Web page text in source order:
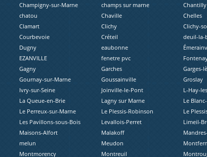
Champigny-sur-Marne champs sur marne
Chantilly
chatou Chaville
Chelles
Clamart Clichy
Clichy-
Courbevoie Créteil
deuil-la-
Dugny eaubonne
EZANVILLE fenetre pvc
Gagny Garches
Garges-
Gournay-sur-Marne Goussainville
Groslay
Ivry-sur-Seine Joinville-le-Pont
L-Hay-
La Queue-en-Brie Lagny sur Marne
Le
Le Perreux-sur-Marne Le Plessis-Robinson
Le
Les Pavillons-sous-Bois Levallois-Perret
Limeil-
Maisons-Alfort Malakoff
melun Meudon
Montmorency Montreuil